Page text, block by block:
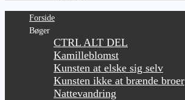
Forside
Bøger
CTRL ALT DEL
Kamilleblomst
Kunsten at elske sig selv
Kunsten ikke at brænde broer
Nattevandring